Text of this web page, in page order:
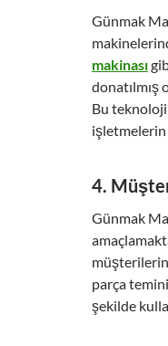
Günmak
makinası
donatılmış
Bu
4.
Günmak
parça
şekilde